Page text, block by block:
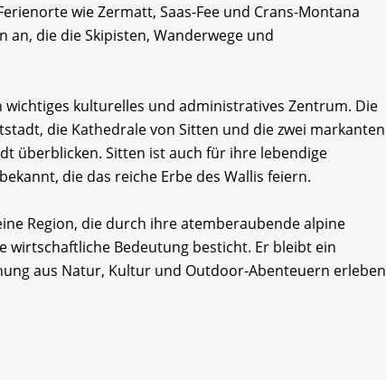
wie Zermatt, Saas-Fee und Crans-Montana
an, die die Skipisten, Wanderwege und
kulturelles und administratives Zentrum. Die
die Kathedrale von Sitten und die zwei markanten
überblicken. Sitten ist auch für ihre lebendige
die das reiche Erbe des Wallis feiern.
Region, die durch ihre atemberaubende alpine
wirtschaftliche Bedeutung besticht. Er bleibt ein
aus Natur, Kultur und Outdoor-Abenteuern erleben